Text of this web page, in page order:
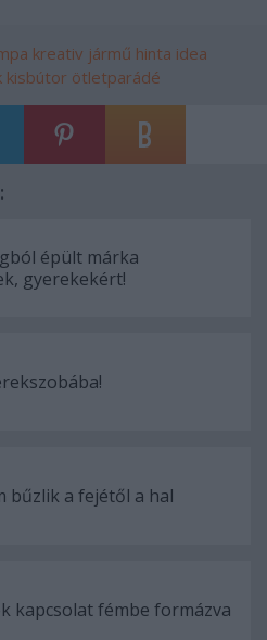
kreativ jármű hinta idea
kisbútor ötletparádé
épült márka
gyerekekért!
bűzlik a fejétől a hal
kapcsolat fémbe formázva